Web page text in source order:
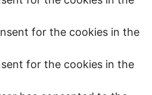
for the cookies in the
for the cookies in the